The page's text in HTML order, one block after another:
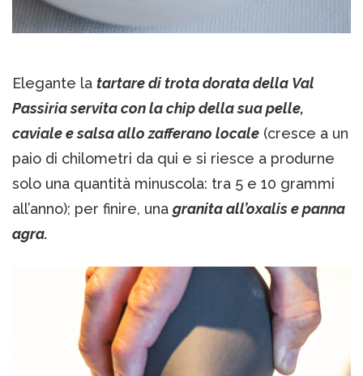
Elegante la tartare di trota dorata della Val
Passiria servita con la chip della sua pelle,
caviale e salsa allo zafferano locale (cresce a un
paio di chilometri da qui e si riesce a produrne
solo una quantità minuscola: tra 5 e 10 grammi
all’anno); per finire, una granita all’oxalis e panna
agra.